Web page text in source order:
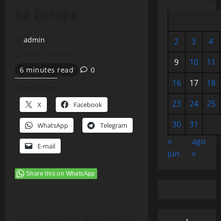
admin
6 minutes read
0
X Facebook
WhatsApp Telegram
E-mail
Share this on WhatsApp
2 3
4
9
10
11
16
17
18
23
24
25
30
31
«
jun
ago
»